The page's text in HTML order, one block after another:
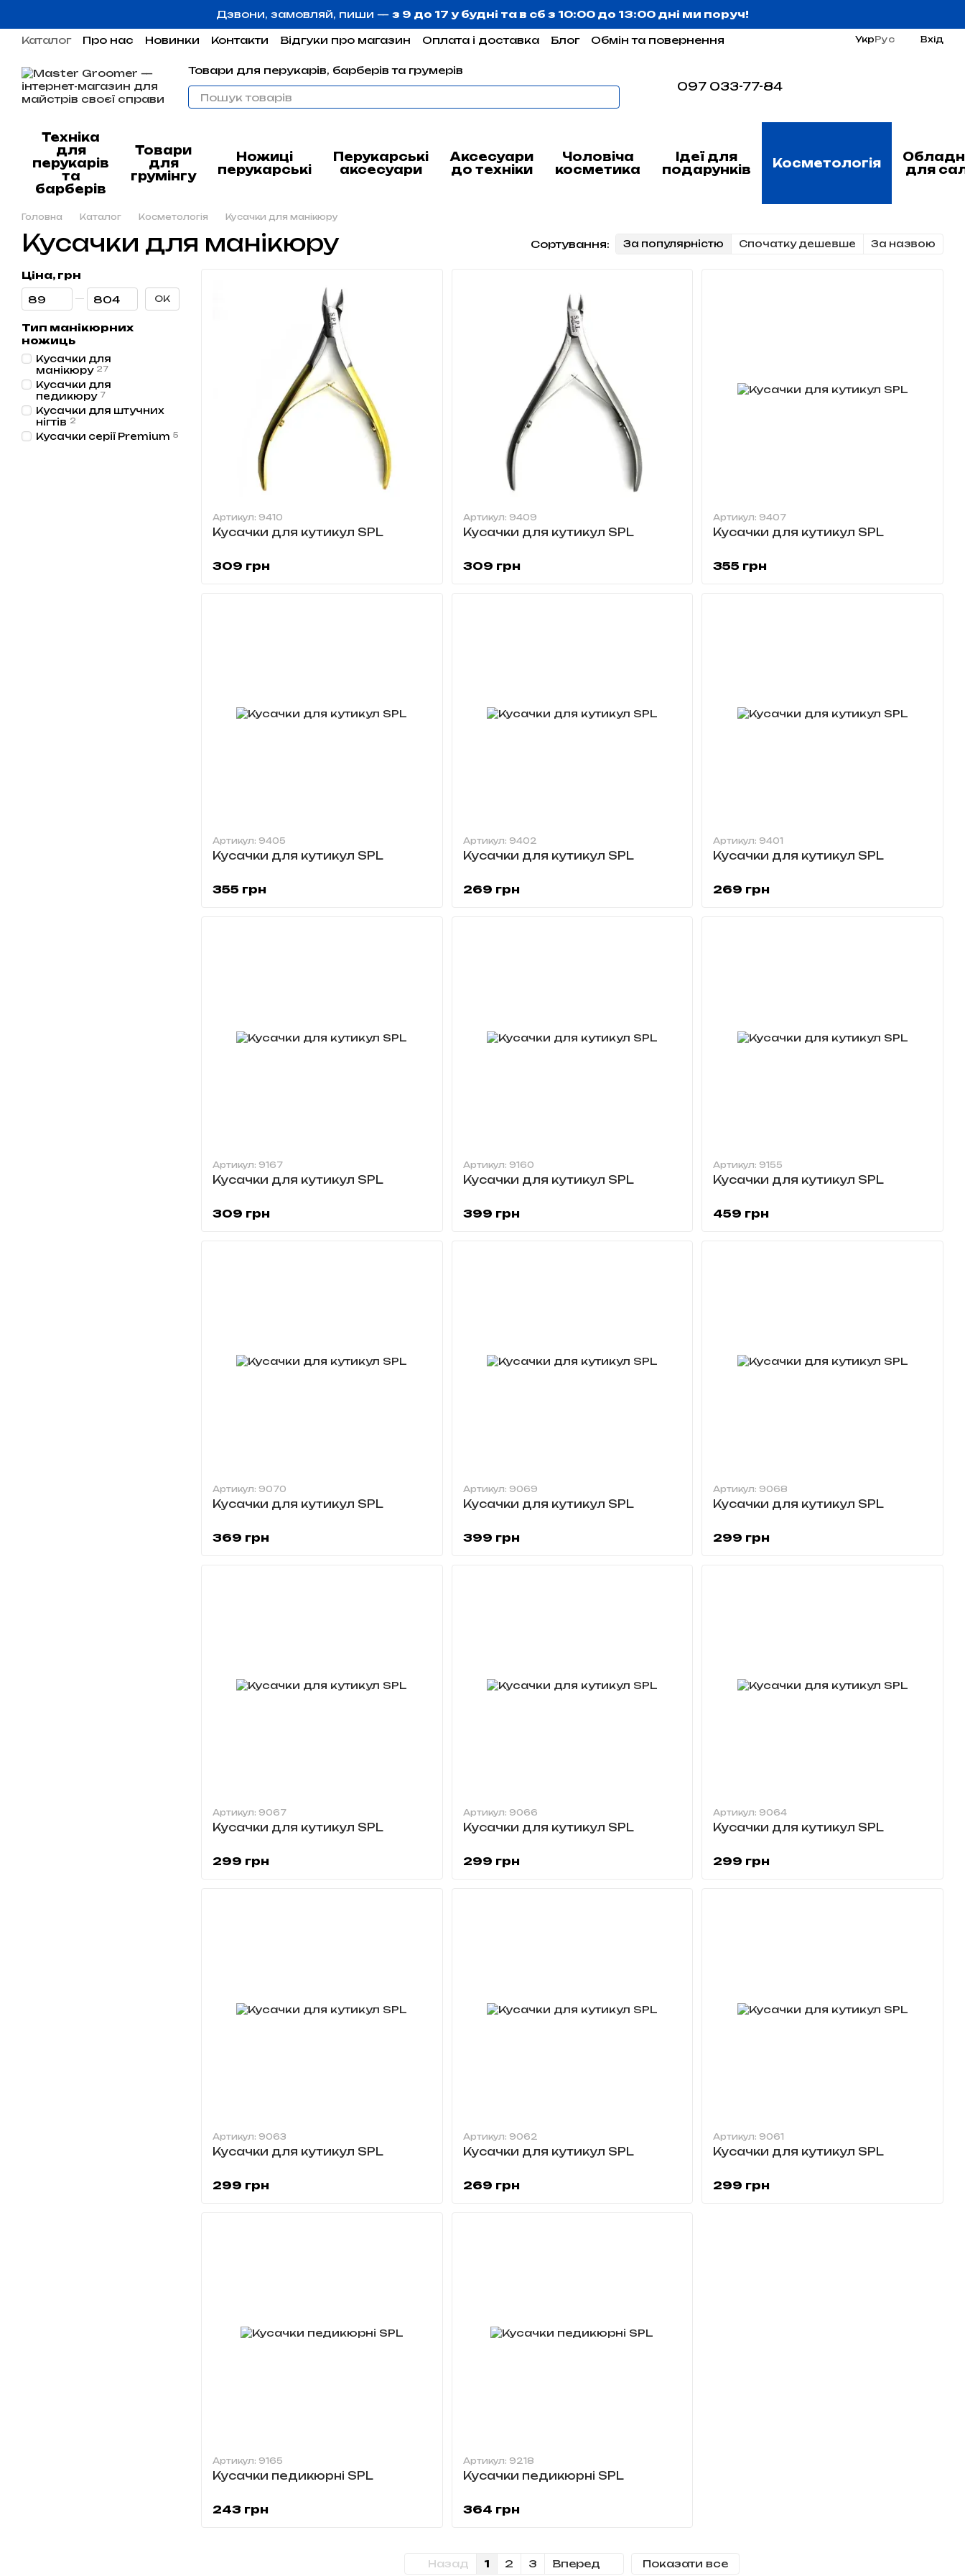
Дзвони, замовляй, пиши — з 9 до 17 у будні та в сб з 10:00 до 13:00 дні ми поруч!
Каталог Про нас Новинки Контакти Відгуки про магазин Оплата і доставка Блог
Обмін та повернення
УкрРус Вхід
Товари для перукарів, барберів та грумерів
097 033-77-84
Техніка
для
перукарів
та
барберів
Товари
для
грумінгу
Ножиці
перукарські
Перукарські
аксесуари
Аксесуари
до техніки
Чоловіча
косметика
Ідеї для
подарунків
Косметологія
для
Головна Каталог Косметологія Кусачки для манікюру
Кусачки для манікюру Сортування: За популярністю Cпочатку дешевше За назвою
Артикул: 9410
Кусачки для кутикул SPL
309 грн
Артикул: 9409
Кусачки для кутикул SPL
309 грн
Артикул: 9407
Кусачки для кутикул SPL
355 грн
Артикул: 9405
Кусачки для кутикул SPL
355 грн
Артикул: 9402
Кусачки для кутикул SPL
269 грн
Артикул: 9401
Кусачки для кутикул SPL
269 грн
Артикул: 9167
Кусачки для кутикул SPL
309 грн
Артикул: 9160
Кусачки для кутикул SPL
399 грн
Артикул: 9155
Кусачки для кутикул SPL
459 грн
Артикул: 9070
Кусачки для кутикул SPL
369 грн
Артикул: 9069
Кусачки для кутикул SPL
399 грн
Артикул: 9068
Кусачки для кутикул SPL
299 грн
Артикул: 9067
Кусачки для кутикул SPL
299 грн
Артикул: 9066
Кусачки для кутикул SPL
299 грн
Артикул: 9064
Кусачки для кутикул SPL
299 грн
Артикул: 9063
Кусачки для кутикул SPL
299 грн
Артикул: 9062
Кусачки для кутикул SPL
269 грн
Артикул: 9061
Кусачки для кутикул SPL
299 грн
Артикул: 9165
Кусачки педикюрні SPL
243 грн
Артикул: 9218
Кусачки педикюрні SPL
364 грн
Назад 1 2 3 Вперед Показати все
Ціна, грн
Від Ціна, грн
До Ціна, грн ОК
Тип манікюрних
ножиць
Кусачки для
манікюру 27
Кусачки для
педикюру 7
Кусачки для штучних
нігтів 2
Кусачки серії Premium 5